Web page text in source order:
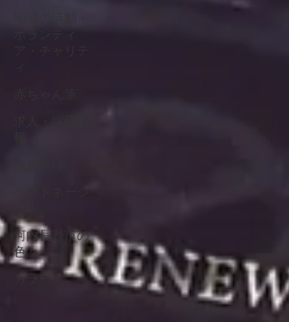
河内長野市の
色々
カラー